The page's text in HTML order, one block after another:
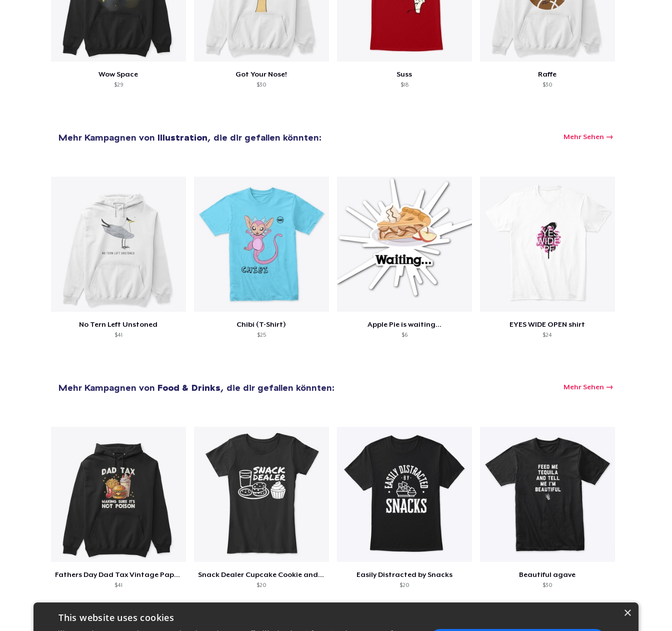
Wow Space
$29
Got Your Nose!
$30
Suss
$18
Raffe
$30
Mehr Kampagnen von Illustration, die dir gefallen könnten: Mehr Sehen
No Tern Left Unstoned
$41
Chibi (T-Shirt)
$25
Apple Pie is waiting...
$6
EYES WIDE OPEN shirt
$24
Mehr Kampagnen von Food & Drinks, die dir gefallen könnten: Mehr Sehen
Fathers Day Dad Tax Vintage Papa T-Shirt
$41
Snack Dealer Cupcake Cookie and Milk
$20
Easily Distracted by Snacks
$20
Beautiful agave
$30
Die Cut Sticker
6,00 $
Unisex Classic Pullover Hoodie
×
This website uses cookies